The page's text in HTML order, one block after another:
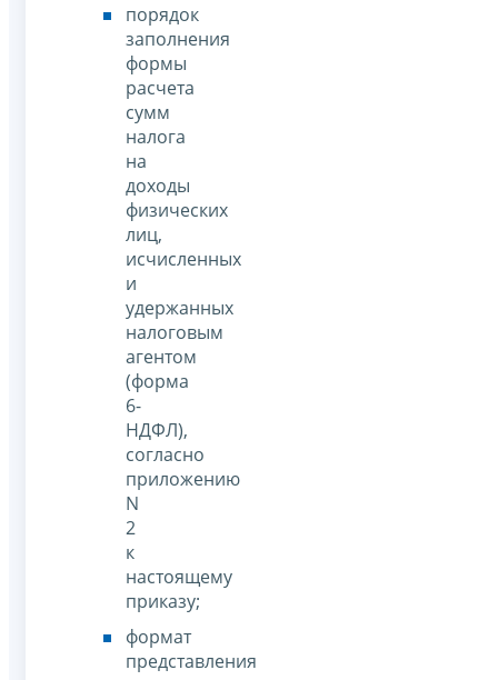
порядок
заполнения
формы
расчета
сумм
налога
на
доходы
физических
лиц,
исчисленных
и
удержанных
налоговым
агентом
(форма
6-
НДФЛ),
согласно
приложению
N
2
к
настоящему
приказу;
формат
представления